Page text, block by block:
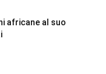
africane al suo